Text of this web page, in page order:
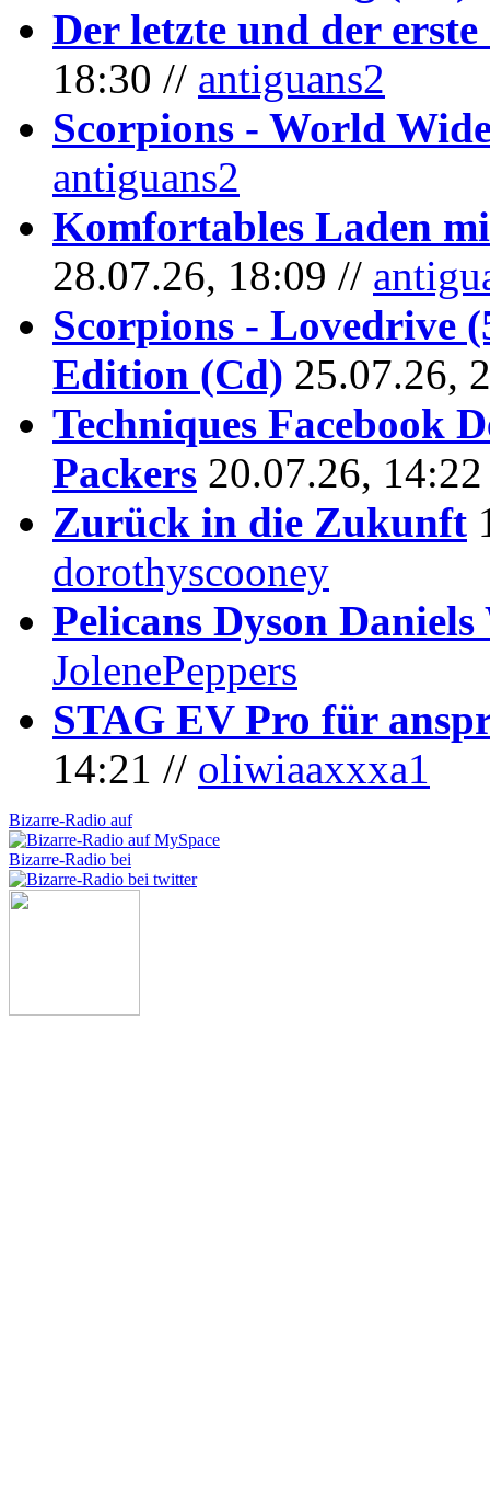
Der letzte und der erste
18:30 // antiguans2
Scorpions - World
antiguans2
Komfortables Laden
28.07.26, 18:09 //
Scorpions - Lovedrive
Edition (Cd) 25.07.26,
Techniques Facebook
Packers 20.07.26,
Zurück in die Zukunft
dorothyscooney
Pelicans Dyson
JolenePeppers
STAG EV Pro für
14:21 // oliwiaaxxxa1
Bizarre-Radio auf
Bizarre-Radio bei